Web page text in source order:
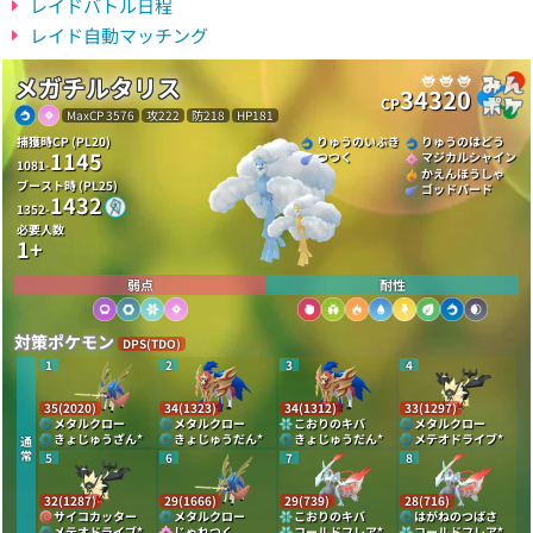
レイドバトル日程
レイド自動マッチング
メガチルタリス CP34320
MaxCP 3576 攻222 防218
HP181
捕獲時CP (PL20)
1081-1145
ブースト時 (PL25)
1352-1432
必要人数
1+
りゅうのいぶき
つつく
りゅうのはどう
マジカルシャイン
かえんほうしゃ
ゴッドバード
弱点 耐性
対策ポケモン DPS(TDO)
通
常
1
35(2020)
メタルクロー
きょじゅうざん*
2
34(1323)
メタルクロー
きょじゅうだん*
3
34(1312)
こおりのキバ
きょじゅうだん*
4
33(1297)
メタルクロー
メテオドライブ*
5
32(1287)
サイコカッター
6
29(1666)
メタルクロー
7
29(739)
こおりのキバ
8
28(716)
はがねのつばさ